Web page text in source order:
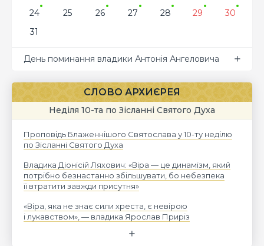
24
25 26 27 28 29
30
31
День поминання владики Антонія Ангеловича
СЛОВО АРХИЄРЕЯ
Неділя 10-та по Зісланні Святого Духа
Проповідь Блаженнішого Святослава у 10-ту неділю
по Зісланні Святого Духа
Владика Діонісій Ляхович: «Віра — це динамізм, який
потрібно безнастанно збільшувати, бо небезпека
її втратити завжди присутня»
«Віра, яка не знає сили хреста, є невірою
і лукавством», — владика Ярослав Приріз